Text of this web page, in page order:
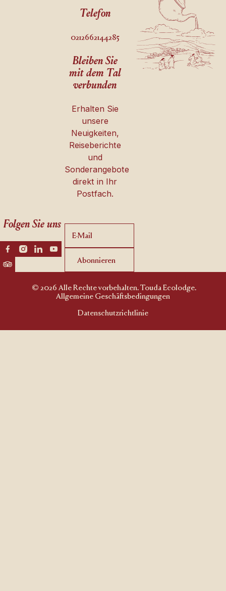
Folgen Sie uns
Telefon
0212662144285
Bleiben Sie
mit dem Tal
verbunden
Erhalten Sie
unsere
Neuigkeiten,
Reiseberichte
und
Sonderangebote
direkt in Ihr
Postfach.
Abonnieren
Abonnieren
© 2026 Alle Rechte vorbehalten. Touda Ecolodge.
Allgemeine Geschäftsbedingungen
Datenschutzrichtlinie